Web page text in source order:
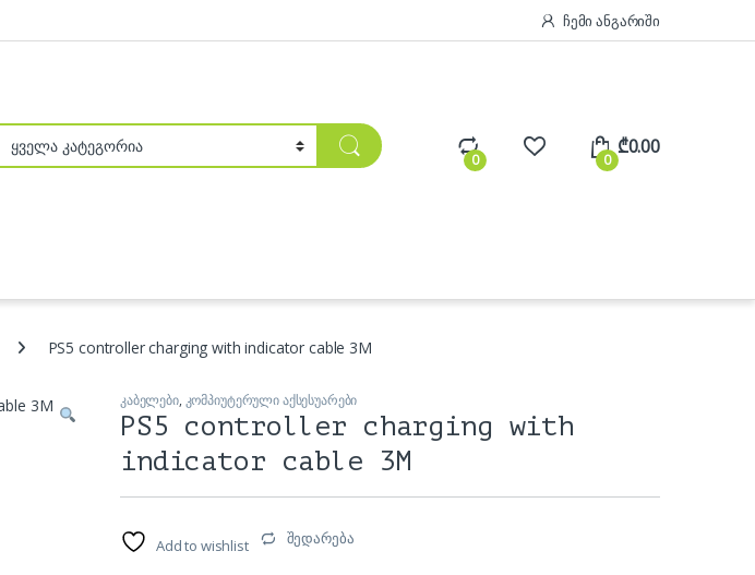
ჩემი ანგარიში
0 0
₾0.00
PS5 controller charging with indicator cable 3M
კაბელები, კომპიუტერული აქსესუარები
PS5 controller charging with
indicator cable 3M
Add to wishlist შედარება